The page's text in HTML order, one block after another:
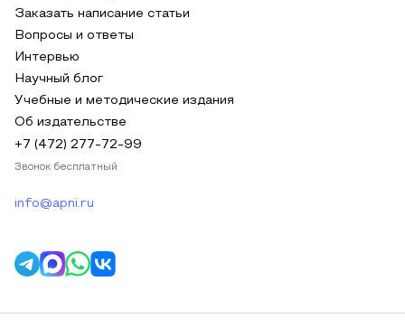
Заказать написание статьи
Вопросы и ответы
Интервью
Научный блог
Учебные и методические издания
Об издательстве
+7 (472) 277-72-99
Звонок бесплатный
info@apni.ru